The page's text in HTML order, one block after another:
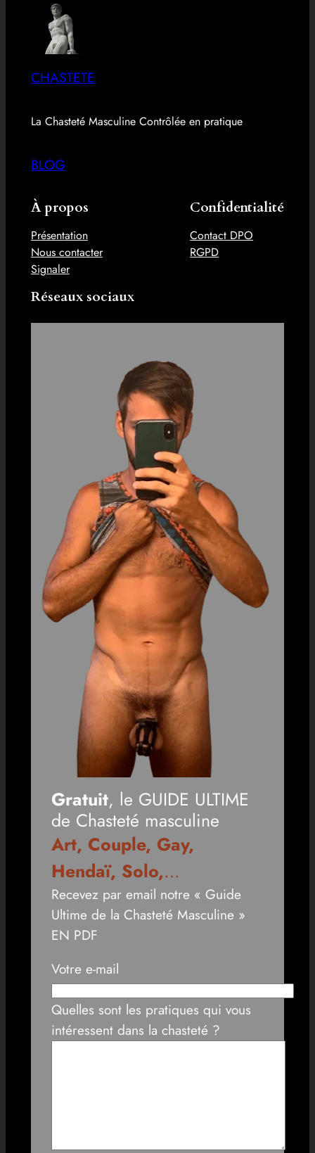
CHASTETE
La Chasteté Masculine Contrôlée en pratique
BLOG
À propos
Présentation
Nous contacter
Signaler
Confidentialité
Contact DPO
RGPD
Réseaux sociaux
Gratuit, le GUIDE ULTIME
de Chasteté masculine
Art, Couple, Gay,
Hendaï, Solo,…
Recevez par email notre « Guide
Ultime de la Chasteté Masculine »
EN PDF
Votre e-mail
Quelles sont les pratiques qui vous
intéressent dans la chasteté ?